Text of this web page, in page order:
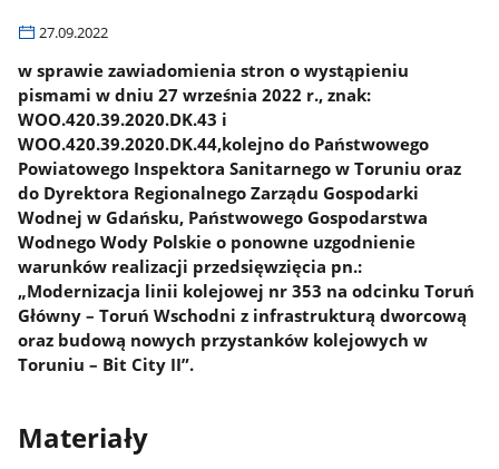
27.09.2022
w sprawie zawiadomienia stron o wystąpieniu
pismami w dniu 27 września 2022 r., znak:
WOO.420.39.2020.DK.43 i
WOO.420.39.2020.DK.44,kolejno do Państwowego
Powiatowego Inspektora Sanitarnego w Toruniu oraz
do Dyrektora Regionalnego Zarządu Gospodarki
Wodnej w Gdańsku, Państwowego Gospodarstwa
Wodnego Wody Polskie o ponowne uzgodnienie
warunków realizacji przedsięwzięcia pn.:
„Modernizacja linii kolejowej nr 353 na odcinku Toruń
Główny – Toruń Wschodni z infrastrukturą dworcową
oraz budową nowych przystanków kolejowych w
Toruniu – Bit City II”.
Materiały